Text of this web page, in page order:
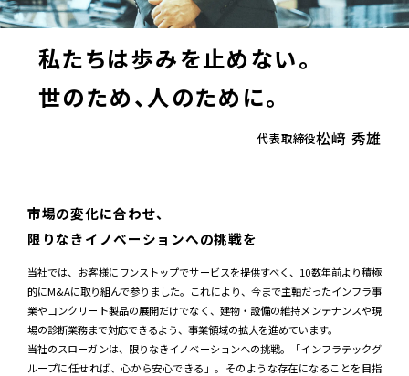
01.ゼロセメント開発の秘話
01.設計・開発職 A.M.
02.工場管理職 M.N. 2019年新卒入社
03.施工管理職 K.H. 2017年中途入社
04.営業職 H.T. 2019年新卒入社
05.技術営業職 A.G. 2020年新卒入社
私たちは歩みを止めない。
世のため、人のために。
代表取締役松﨑 秀雄
市場の変化に合わせ、
限りなきイノベーションへの挑戦を
当社では、お客様にワンストップでサービスを提供すべく、10数年前より積極
的にM&Aに取り組んで参りました。これにより、今まで主軸だったインフラ事
業やコンクリート製品の展開だけでなく、建物・設備の維持メンテナンスや現
場の診断業務まで対応できるよう、事業領域の拡大を進めています。
当社のスローガンは、限りなきイノベーションへの挑戦。「インフラテックグ
ループに任せれば、心から安心できる」。そのような存在になることを目指